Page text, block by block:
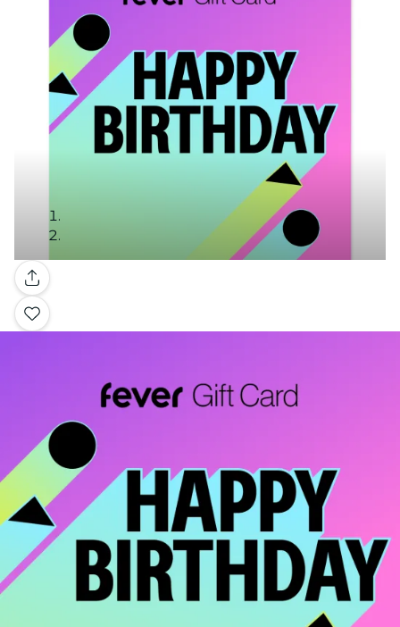
Galería